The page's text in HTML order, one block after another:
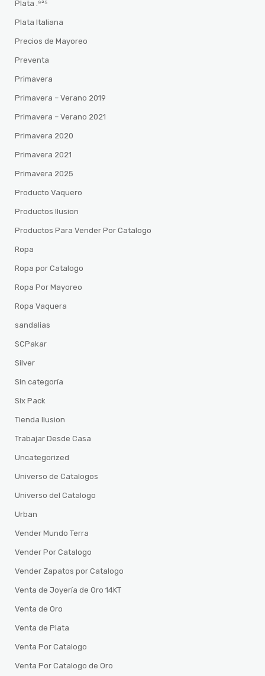
Plata .⁹²⁵
Plata Italiana
Precios de Mayoreo
Preventa
Primavera
Primavera – Verano 2019
Primavera – Verano 2021
Primavera 2020
Primavera 2021
Primavera 2025
Producto Vaquero
Productos Ilusion
Productos Para Vender Por Catalogo
Ropa
Ropa por Catalogo
Ropa Por Mayoreo
Ropa Vaquera
sandalias
SCPakar
Silver
Sin categoría
Six Pack
Tienda Ilusion
Trabajar Desde Casa
Uncategorized
Universo de Catalogos
Universo del Catalogo
Urban
Vender Mundo Terra
Vender Por Catalogo
Vender Zapatos por Catalogo
Venta de Joyería de Oro 14KT
Venta de Oro
Venta de Plata
Venta Por Catalogo
Venta Por Catalogo de Oro